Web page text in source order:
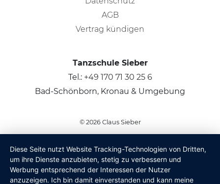
AGB
Vertrag kündigen
Tanzschule Sieber
Tel.: +49 170 71 30 25 6
Bad-Schönborn, Kronau & Umgebung
© 2026 Claus Sieber
Diese Seite nutzt Website Tracking-Technologien von Dritten,
um ihre Dienste anzubieten, stetig zu verbessern und
Werbung entsprechend der Interessen der Nutzer
anzuzeigen. Ich bin damit einverstanden und kann meine